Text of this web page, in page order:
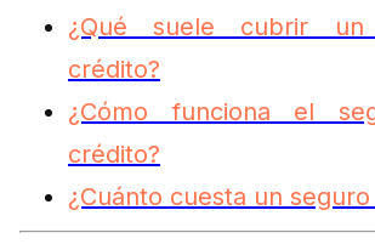
¿Qué suele cubrir
crédito?
¿Cómo funciona el
crédito?
¿Cuánto cuesta un